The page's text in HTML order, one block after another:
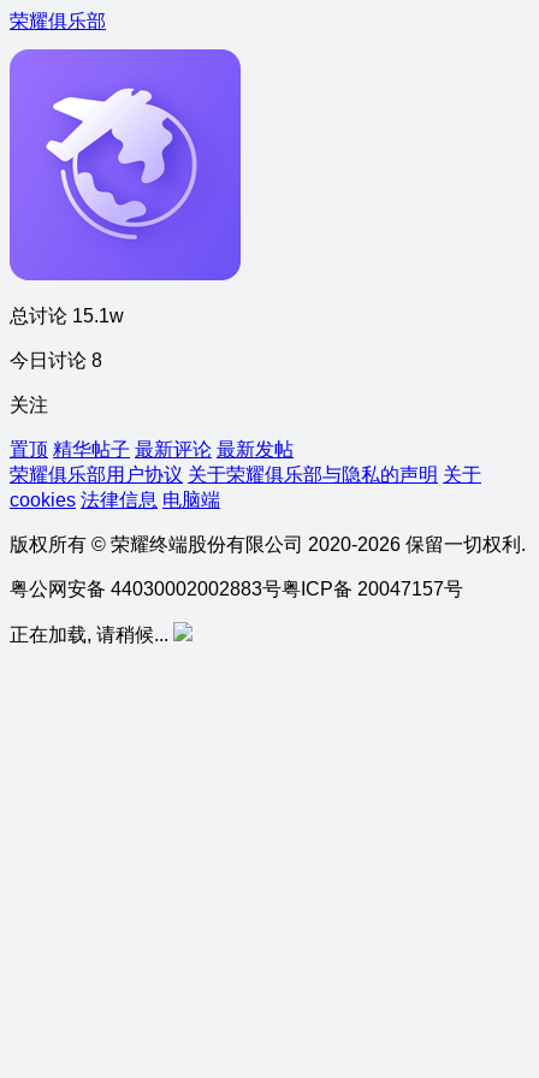
荣耀俱乐部
总讨论 15.1w
今日讨论 8
关注
置顶 精华帖子 最新评论 最新发帖
荣耀俱乐部用户协议 关于荣耀俱乐部与隐私的声明 关于
cookies 法律信息 电脑端
版权所有 © 荣耀终端股份有限公司 2020-2026 保留一切权利.
粤公网安备 44030002002883号粤ICP备 20047157号
正在加载, 请稍候...